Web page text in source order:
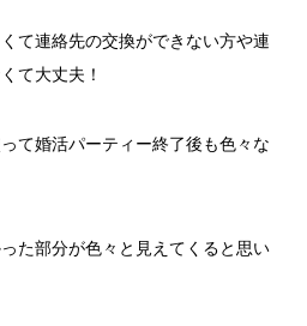
て連絡先の交換ができない方や連
て大丈夫！
て婚活パーティー終了後も色々な
た部分が色々と見えてくると思い